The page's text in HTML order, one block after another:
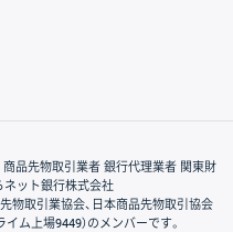
商品先物取引業者 銀行代理業者 関東財
ネット銀行株式会社
物取引業協会、日本商品先物取引協会
ム上場9449）のメンバーです。